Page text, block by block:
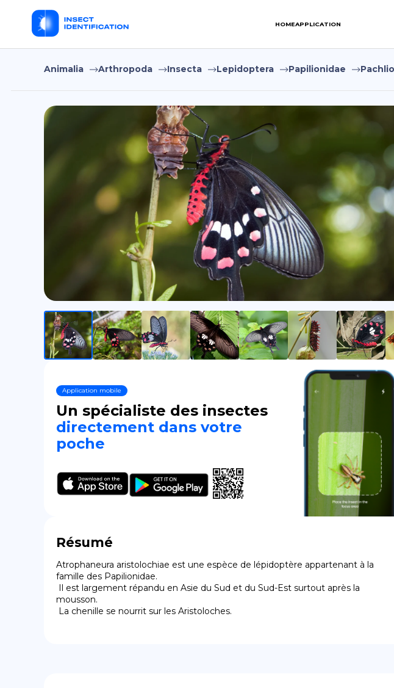
HOMEAPPLICATION
Animalia Arthropoda Insecta Lepidoptera Papilionidae
Application mobile
Un spécialiste des insectes
directement dans votre
poche
Résumé
Atrophaneura aristolochiae est une espèce de lépidoptère appartenant à la
famille des Papilionidae.
mousson.
La chenille se nourrit sur les Aristoloches.